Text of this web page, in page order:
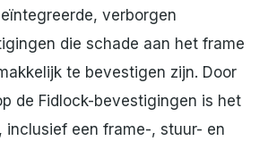
verborgen
die schade aan het frame
te bevestigen zijn. Door
de Fidlock-bevestigingen is het
inclusief een frame-, stuur- en